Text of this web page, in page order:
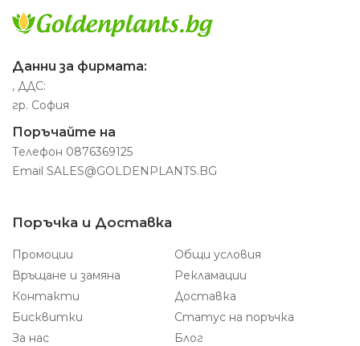
Данни за фирмата:
, ДДС:
гр. София
Поръчайте на
Телефон 0876369125
Email SALES@GOLDENPLANTS.BG
Поръчка и Доставка
Промоции
Общи условия
Връщане и замяна
Рекламации
Контакти
Доставка
Бисквитки
Статус на поръчка
За нас
Блог